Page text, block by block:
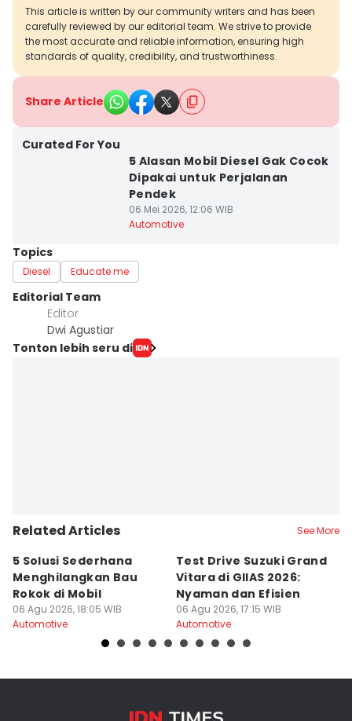
This article is written by our community writers and has been
carefully reviewed by our editorial team. We strive to provide
the most accurate and reliable information, ensuring high
standards of quality, credibility, and trustworthiness.
Share Article
Curated For You
5 Alasan Mobil Diesel Gak Cocok
Dipakai untuk Perjalanan
Pendek
06 Mei 2026, 12:06 WIB
Automotive
Topics
Diesel Educate me
Editorial Team
Editor
Dwi Agustiar
Tonton lebih seru di
Related Articles See More
5 Solusi Sederhana
Menghilangkan Bau
Rokok di Mobil
06 Agu 2026, 18:05 WIB
Automotive
Test Drive Suzuki Grand
Vitara di GIIAS 2026:
Nyaman dan Efisien
06 Agu 2026, 17:15 WIB
Automotive